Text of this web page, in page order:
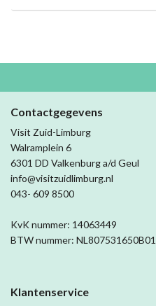
Contactgegevens
Visit Zuid-Limburg
Walramplein 6
6301 DD Valkenburg a/d Geul
info@visitzuidlimburg.nl
043- 609 8500
KvK nummer: 14063449
BTW nummer: NL807531650B01
Klantenservice